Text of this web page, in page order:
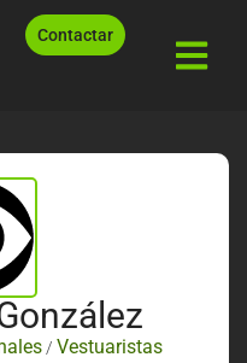
Contactar
/ Vestuaristas